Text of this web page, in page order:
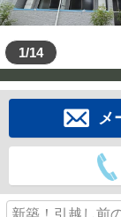
1/14
メ
新築！引越し前